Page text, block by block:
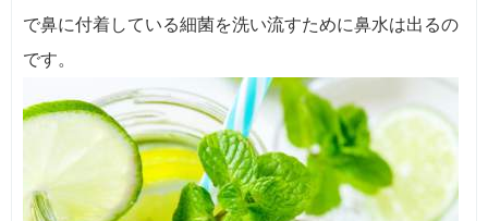
で鼻に付着している細菌を洗い流すために鼻水は出るの
です。